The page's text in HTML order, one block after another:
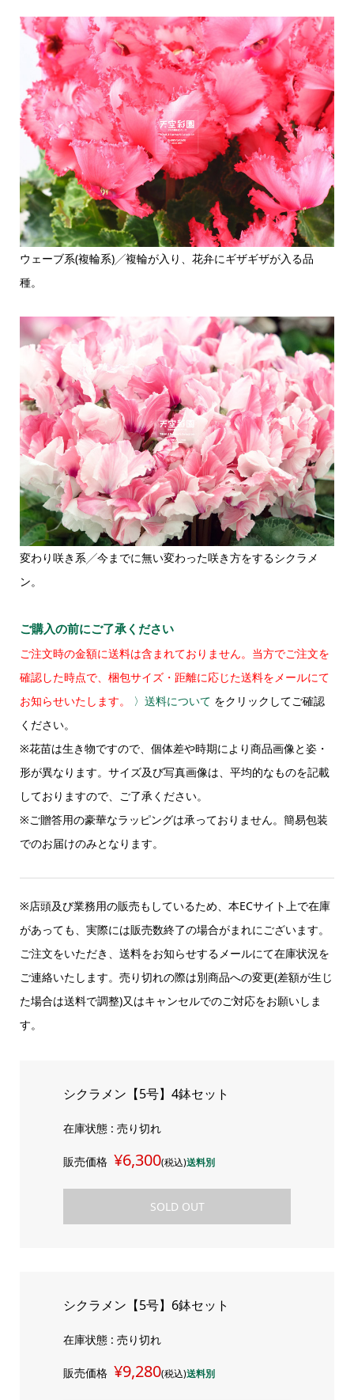
ウェーブ系(複輪系)╱複輪が入り、花弁にギザギザが入る品
種。
変わり咲き系╱今までに無い変わった咲き方をするシクラメ
ン。
ご購入の前にご了承ください
ご注文時の金額に送料は含まれておりません。当方でご注文を
確認した時点で、梱包サイズ・距離に応じた送料をメールにて
お知らせいたします。
〉送料について をクリックしてご確認
ください。
※花苗は生き物ですので、個体差や時期により商品画像と姿・
形が異なります。サイズ及び写真画像は、平均的なものを記載
しておりますので、ご了承ください。
※ご贈答用の豪華なラッピングは承っておりません。簡易包装
でのお届けのみとなります。
※店頭及び業務用の販売もしているため、本ECサイト上で在庫
があっても、実際には販売数終了の場合がまれにございます。
ご注文をいただき、送料をお知らせするメールにて在庫状況を
ご連絡いたします。売り切れの際は別商品への変更(差額が生じ
た場合は送料で調整)又はキャンセルでのご対応をお願いしま
す。
シクラメン【5号】4鉢セット
在庫状態 : 売り切れ
販売価格 ¥6,300(税込)送料別
SOLD OUT
シクラメン【5号】6鉢セット
在庫状態 : 売り切れ
販売価格 ¥9,280(税込)送料別